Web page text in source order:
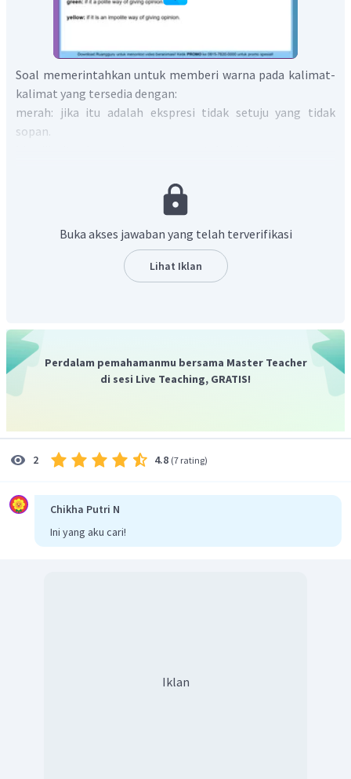
Soal memerintahkan untuk memberi warna pada kalimat-
kalimat yang tersedia dengan:
merah: jika itu adalah ekspresi tidak setuju yang tidak
sopan.
kuning: jika itu ekspresi menyampaikan pendapat yang
It occurs it methat
you have closed your
against any right opinion" berarti "saya merasa
Kalimat di atas merupakan ekspresi untuk menyampaikan
pendapat secara formal dengan adanya frasa 'It occurs to
. Kalimat di atas juga disampaikan dengan cara yang
sopan tanpa mengatakan orang lain sebagai orang yang
have closed your mind'.
Jadi, untuk menjawab soal ini, kalimat diberi warna
HIJAU.
Buka akses jawaban yang telah terverifikasi
Lihat Iklan
Perdalam pemahamanmu bersama Master Teacher
di sesi Live Teaching, GRATIS!
2 4.8 (7 rating)
Chikha Putri N
Ini yang aku cari!
Iklan